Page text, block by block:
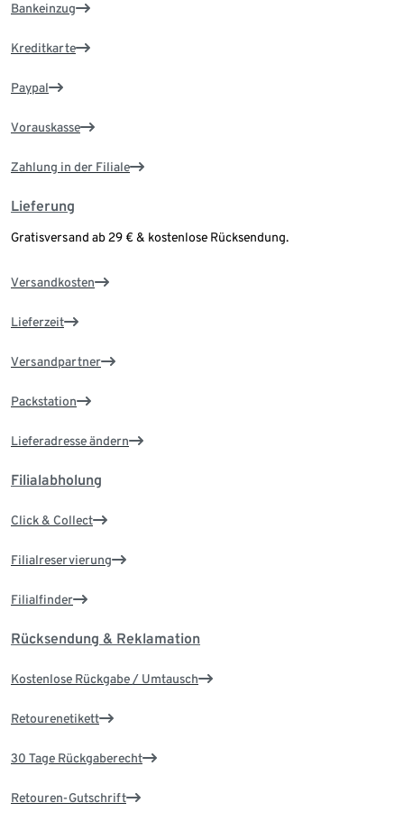
Bankeinzug
Kreditkarte
Paypal
Vorauskasse
Zahlung in der Filiale
Lieferung
Gratisversand ab 29 € & kostenlose Rücksendung.
Versandkosten
Lieferzeit
Versandpartner
Packstation
Lieferadresse ändern
Filialabholung
Click & Collect
Filialreservierung
Filialfinder
Rücksendung & Reklamation
Kostenlose Rückgabe / Umtausch
Retourenetikett
30 Tage Rückgaberecht
Retouren-Gutschrift